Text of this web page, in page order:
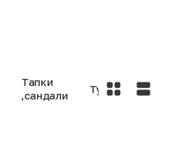
Тапки
,сандали
Туфли